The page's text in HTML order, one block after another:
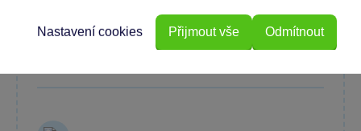
Doporučuji Odmítnout
Nastavení cookies Přijmout vše